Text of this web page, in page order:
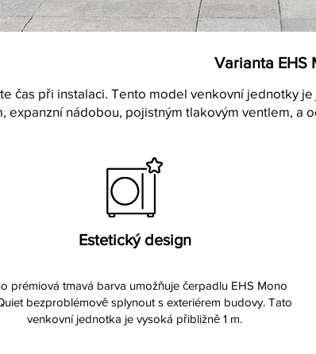
Varianta EHS
čas při instalaci. Tento model venkovní jednotky
expanzní nádobou, pojistným tlakovým ventlem, a
Estetický design
prémiová tmavá barva umožňuje čerpadlu EHS Mono
bezproblémově splynout s exteriérem budovy. Tato
venkovní jednotka je vysoká přibližně 1 m.